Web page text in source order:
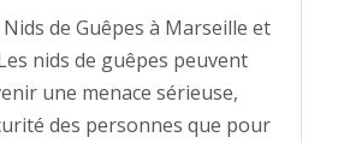
de Guêpes à Marseille et
nids de guêpes peuvent
une menace sérieuse,
des personnes que pour